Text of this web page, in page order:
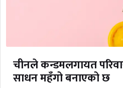
चीनले कन्डमलगायत
साधन महँगो बनाएको छ